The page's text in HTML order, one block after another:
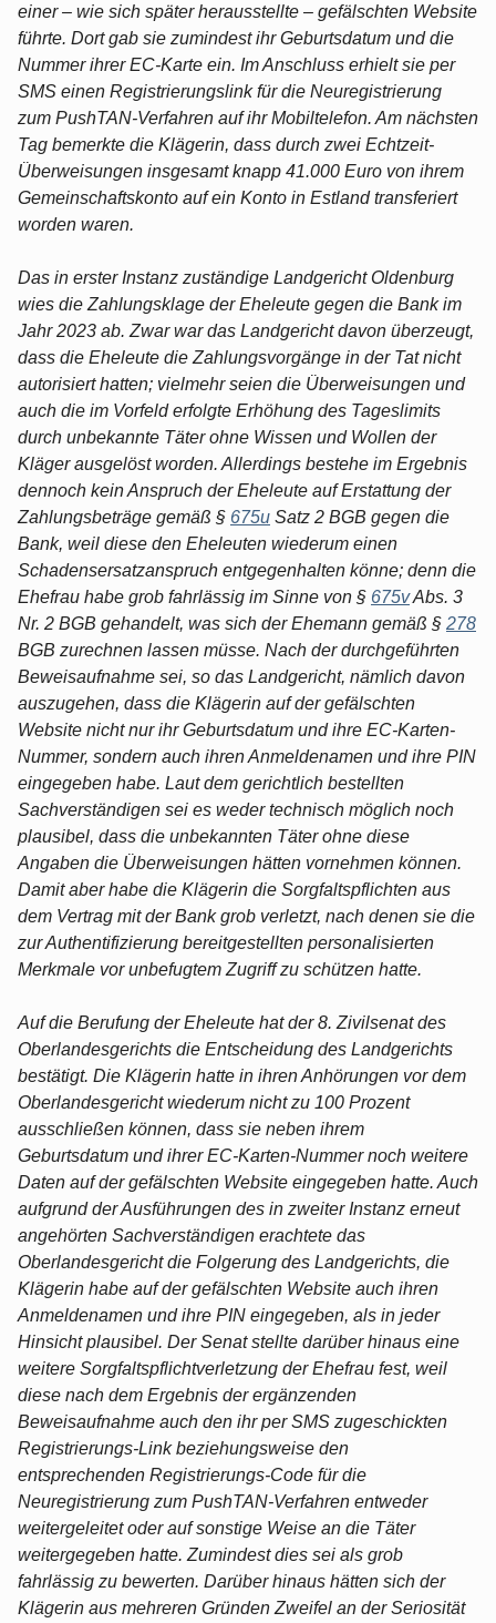
einer – wie sich später herausstellte – gefälschten Website
führte. Dort gab sie zumindest ihr Geburtsdatum und die
Nummer ihrer EC-Karte ein. Im Anschluss erhielt sie per
SMS einen Registrierungslink für die Neuregistrierung
zum PushTAN-Verfahren auf ihr Mobiltelefon. Am nächsten
Tag bemerkte die Klägerin, dass durch zwei Echtzeit-
Überweisungen insgesamt knapp 41.000 Euro von ihrem
Gemeinschaftskonto auf ein Konto in Estland transferiert
worden waren.
Das in erster Instanz zuständige Landgericht Oldenburg
wies die Zahlungsklage der Eheleute gegen die Bank im
Jahr 2023 ab. Zwar war das Landgericht davon überzeugt,
dass die Eheleute die Zahlungsvorgänge in der Tat nicht
autorisiert hatten; vielmehr seien die Überweisungen und
auch die im Vorfeld erfolgte Erhöhung des Tageslimits
durch unbekannte Täter ohne Wissen und Wollen der
Kläger ausgelöst worden. Allerdings bestehe im Ergebnis
dennoch kein Anspruch der Eheleute auf Erstattung der
Zahlungsbeträge gemäß § 675u Satz 2 BGB gegen die
Bank, weil diese den Eheleuten wiederum einen
Schadensersatzanspruch entgegenhalten könne; denn die
Ehefrau habe grob fahrlässig im Sinne von § 675vAbs. 3
Nr. 2 BGB gehandelt, was sich der Ehemann gemäß § 278
BGB zurechnen lassen müsse. Nach der durchgeführten
Beweisaufnahme sei, so das Landgericht, nämlich davon
auszugehen, dass die Klägerin auf der gefälschten
Website nicht nur ihr Geburtsdatum und ihre EC-Karten-
Nummer, sondern auch ihren Anmeldenamen und ihre PIN
eingegeben habe. Laut dem gerichtlich bestellten
Sachverständigen sei es weder technisch möglich noch
plausibel, dass die unbekannten Täter ohne diese
Angaben die Überweisungen hätten vornehmen können.
Damit aber habe die Klägerin die Sorgfaltspflichten aus
dem Vertrag mit der Bank grob verletzt, nach denen sie die
zur Authentifizierung bereitgestellten personalisierten
Merkmale vor unbefugtem Zugriff zu schützen hatte.
Auf die Berufung der Eheleute hat der 8. Zivilsenat des
Oberlandesgerichts die Entscheidung des Landgerichts
bestätigt. Die Klägerin hatte in ihren Anhörungen vor dem
Oberlandesgericht wiederum nicht zu 100 Prozent
ausschließen können, dass sie neben ihrem
Geburtsdatum und ihrer EC-Karten-Nummer noch weitere
Daten auf der gefälschten Website eingegeben hatte. Auch
aufgrund der Ausführungen des in zweiter Instanz erneut
angehörten Sachverständigen erachtete das
Oberlandesgericht die Folgerung des Landgerichts, die
Klägerin habe auf der gefälschten Website auch ihren
Anmeldenamen und ihre PIN eingegeben, als in jeder
Hinsicht plausibel. Der Senat stellte darüber hinaus eine
weitere Sorgfaltspflichtverletzung der Ehefrau fest, weil
diese nach dem Ergebnis der ergänzenden
Beweisaufnahme auch den ihr per SMS zugeschickten
Registrierungs-Link beziehungsweise den
entsprechenden Registrierungs-Code für die
Neuregistrierung zum PushTAN-Verfahren entweder
weitergeleitet oder auf sonstige Weise an die Täter
weitergegeben hatte. Zumindest dies sei als grob
fahrlässig zu bewerten. Darüber hinaus hätten sich der
Klägerin aus mehreren Gründen Zweifel an der Seriosität